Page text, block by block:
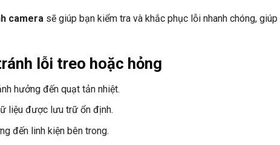
camera sẽ giúp bạn kiểm tra và khắc phục lỗi nhanh chóng, giúp
lỗi treo hoặc hỏng
hưởng đến quạt tản nhiệt.
liệu được lưu trữ ổn định.
đến linh kiện bên trong.